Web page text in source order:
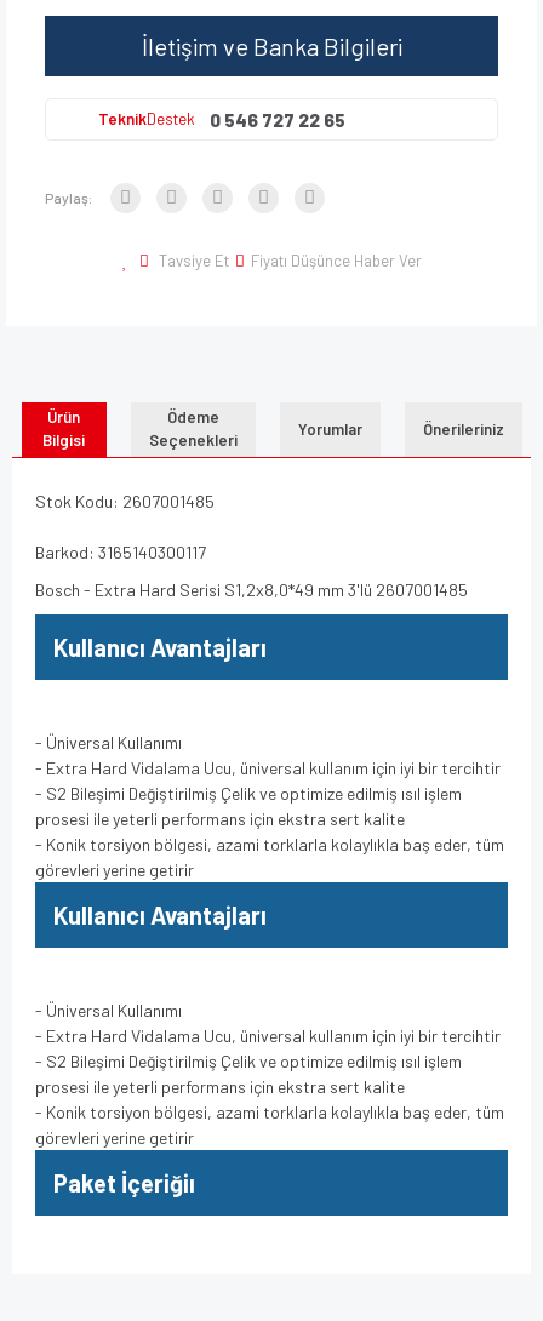
İletişim ve Banka Bilgileri
TeknikDestek 0 546 727 22 65
Paylaş:
Tavsiye Et Fiyatı Düşünce Haber Ver
Ürün
Bilgisi
Ödeme
Seçenekleri
Yorumlar Önerileriniz
Stok Kodu: 2607001485
Barkod: 3165140300117
Bosch - Extra Hard Serisi S1,2x8,0*49 mm 3'lü 2607001485
Kullanıcı Avantajları
- Üniversal Kullanımı
- Extra Hard Vidalama Ucu, üniversal kullanım için iyi bir tercihtir
- S2 Bileşimi Değiştirilmiş Çelik ve optimize edilmiş ısıl işlem
prosesi ile yeterli performans için ekstra sert kalite
- Konik torsiyon bölgesi, azami torklarla kolaylıkla baş eder, tüm
görevleri yerine getirir
Kullanıcı Avantajları
- Üniversal Kullanımı
- Extra Hard Vidalama Ucu, üniversal kullanım için iyi bir tercihtir
- S2 Bileşimi Değiştirilmiş Çelik ve optimize edilmiş ısıl işlem
prosesi ile yeterli performans için ekstra sert kalite
- Konik torsiyon bölgesi, azami torklarla kolaylıkla baş eder, tüm
görevleri yerine getirir
Paket İçeriğiı